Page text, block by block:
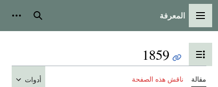
القائمة الرئيسية
المعرفة بحث
تبديل عرض جدول المحتويات
1859
مقالة ناقش هذه الصفحة أدوات